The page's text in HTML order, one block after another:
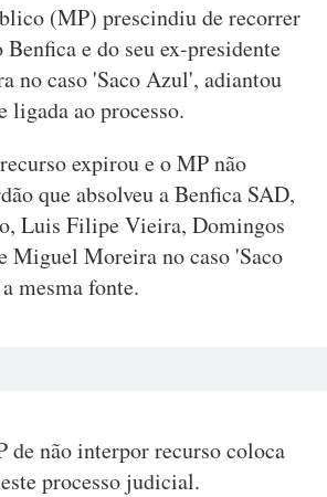
(MP) prescindiu de recorrer
e do seu ex-presidente
no caso 'Saco Azul', adiantou
ligada ao processo.
expirou e o MP não
que absolveu a Benfica SAD,
Luis Filipe Vieira, Domingos
Miguel Moreira no caso 'Saco
mesma fonte.
de não interpor recurso coloca
processo judicial.